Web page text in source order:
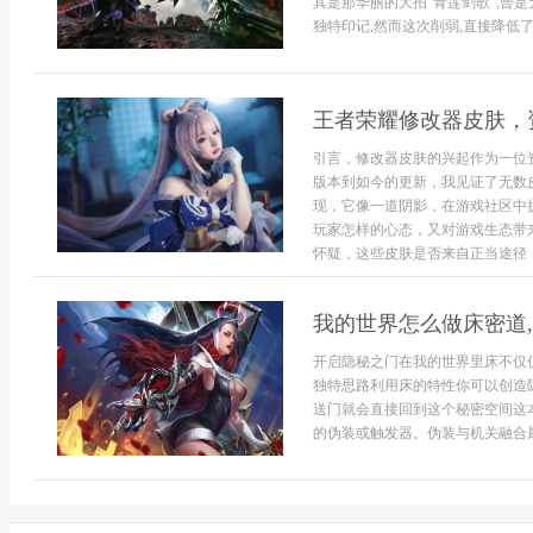
独特印记,然而这次削弱,直接降低
王者荣耀修改器皮肤
引言，修改器皮肤的兴起作为一
版本到如今的更新，我见证了无
现，它像一道阴影，在游戏社区
玩家怎样的心态，又对游戏生态
怀疑，这些皮肤是否来自正当途
我的世界怎么做床密
开启隐秘之门在我的世界里床不
独特思路利用床的特性你可以创
送门就会直接回到这个秘密空间
的伪装或触发器。伪装与机关融合